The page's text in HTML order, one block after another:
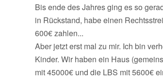
Bis ende des Jahres ging es so
in Rückstand, habe einen
600€ zahlen...
Aber jetzt erst mal zu mir. Ich bin
Kinder. Wir haben ein Haus
mit 45000€ und die LBS mit 5600€